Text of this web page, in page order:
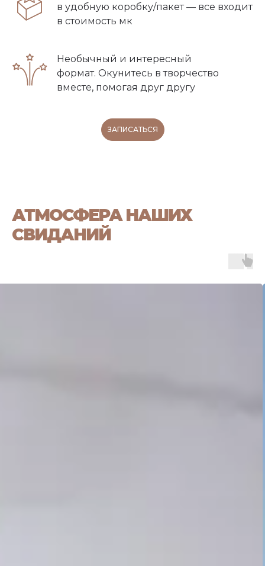
в удобную коробку/пакет — все входит
в стоимость мк
Необычный и интересный
формат. Окунитесь в творчество
вместе, помогая друг другу
ЗАПИСАТЬСЯ
АТМОСФЕРА НАШИХ
СВИДАНИЙ